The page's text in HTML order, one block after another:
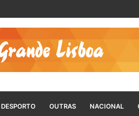
DESPORTO OUTRAS NACIONAL